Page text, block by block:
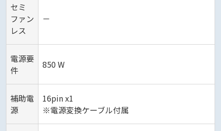
セミ
ファン
レス
－
電源要
件
850 W
補助電
源
16pin x1
※電源変換ケーブル付属